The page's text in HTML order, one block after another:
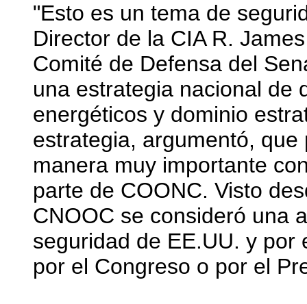
"Esto es un tema de
Director de la CIA R.
Comité de Defensa del
una estrategia nacional de
energéticos y dominio
estrategia, argumentó,
manera muy importante
parte de COONC. Visto
CNOOC se consideró una
seguridad de EE.UU. y
por el Congreso o por el